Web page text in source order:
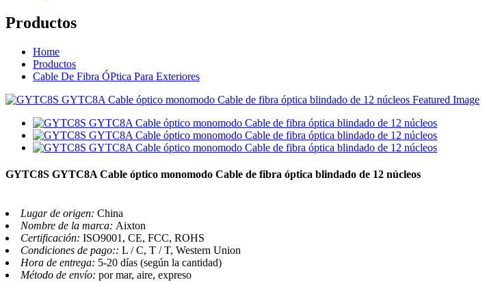
Productos
Home
Productos
Cable De Fibra ÓPtica Para Exteriores
GYTC8S GYTC8A Cable óptico monomodo Cable de fibra óptica blindado de 12 núcleos
Lugar de origen: China
Nombre de la marca: Aixton
Certificación: ISO9001, CE, FCC, ROHS
Condiciones de pago:: L / C, T / T, Western Union
Hora de entrega: 5-20 días (según la cantidad)
Método de envío: por mar, aire, expreso